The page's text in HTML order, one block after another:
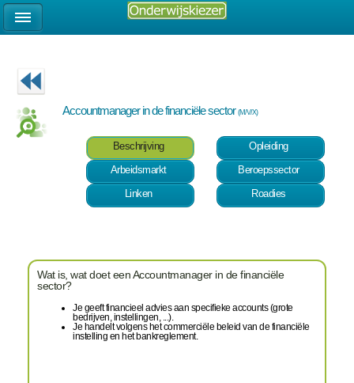
Accountmanager in de financiële sector(M/V/X)
Beschrijving
Opleiding
Arbeidsmarkt
Beroepssector
Linken
Roadies
Wat is, wat doet een Accountmanager in de financiële
sector?
Je geeft financieel advies aan specifieke accounts (grote
bedrijven, instellingen, ...).
Je handelt volgens het commerciële beleid van de financiële
instelling en het bankreglement.